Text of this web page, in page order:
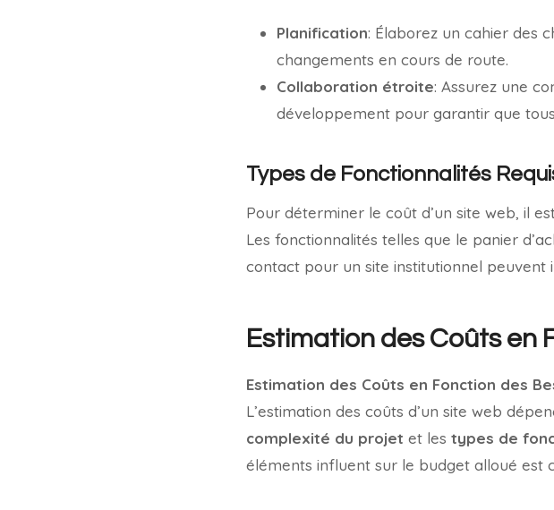
Planification: Élaborez un cahier des
changements en cours de route.
Collaboration étroite: Assurez une
développement pour garantir que
Types de Fonctionnalités
Pour déterminer le coût d’un site web, il
Les fonctionnalités telles que le panier
contact pour un site institutionnel
Estimation des Coûts en
Estimation des Coûts en Fonction des
L’estimation des coûts d’un site web
complexité du projet et les types de
éléments influent sur le budget alloué est